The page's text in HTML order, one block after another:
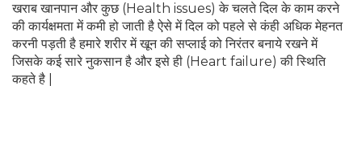
खराब खानपान और कुछ (Health issues) के चलते दिल के काम करने
की कार्यक्षमता में कमी हो जाती है ऐसे में दिल को पहले से कंही अधिक मेहनत
करनी पड़ती है हमारे शरीर में खून की सप्लाई को निरंतर बनाये रखने में
जिसके कई सारे नुकसान है और इसे ही (Heart failure) की स्थिति
कहते है |